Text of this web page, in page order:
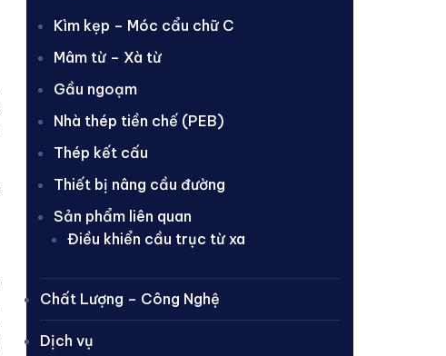
Kìm kẹp – Móc cẩu chữ C
Mâm từ – Xà từ
Gầu ngoạm
Nhà thép tiền chế (PEB)
Thép kết cấu
Thiết bị nâng cầu đường
Sản phẩm liên quan
Điều khiển cầu trục từ xa
Chất Lượng – Công Nghệ
Dịch vụ